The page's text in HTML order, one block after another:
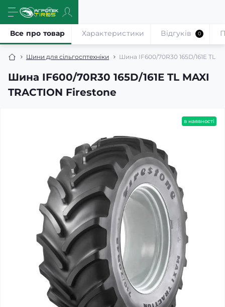
Шини для сільгосптехніки Шина IF600/70R30 165D/161E TL
Шина IF600/70R30 165D/161E TL MAXI
TRACTION Firestone
Все про товар Характеристики Відгуків 0
в наявності